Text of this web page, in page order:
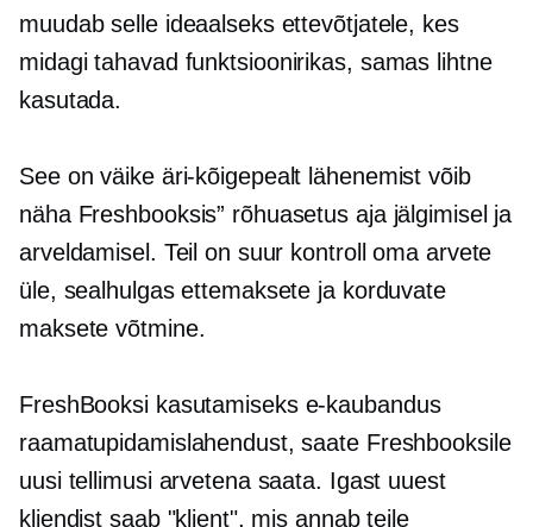
muudab selle ideaalseks ettevõtjatele, kes
midagi tahavad funktsioonirikas, samas lihtne
kasutada.
See on väike äri-kõigepealt lähenemist võib
näha Freshbooksis” rõhuasetus aja jälgimisel ja
arveldamisel. Teil on suur kontroll oma arvete
üle, sealhulgas ettemaksete ja korduvate
maksete võtmine.
FreshBooksi kasutamiseks e-kaubandus
raamatupidamislahendust, saate Freshbooksile
uusi tellimusi arvetena saata. Igast uuest
kliendist saab "klient", mis annab teile